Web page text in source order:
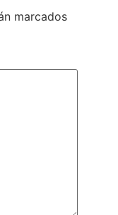
marcados